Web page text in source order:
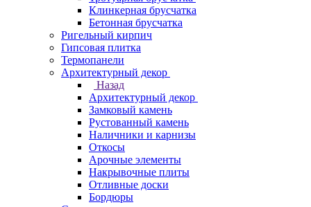
Клинкерная брусчатка
Бетонная брусчатка
Ригельный кирпич
Гипсовая плитка
Термопанели
Архитектурный декор
Назад
Архитектурный декор
Замковый камень
Рустованный камень
Наличники и карнизы
Откосы
Арочные элементы
Накрывочные плиты
Отливные доски
Бордюры